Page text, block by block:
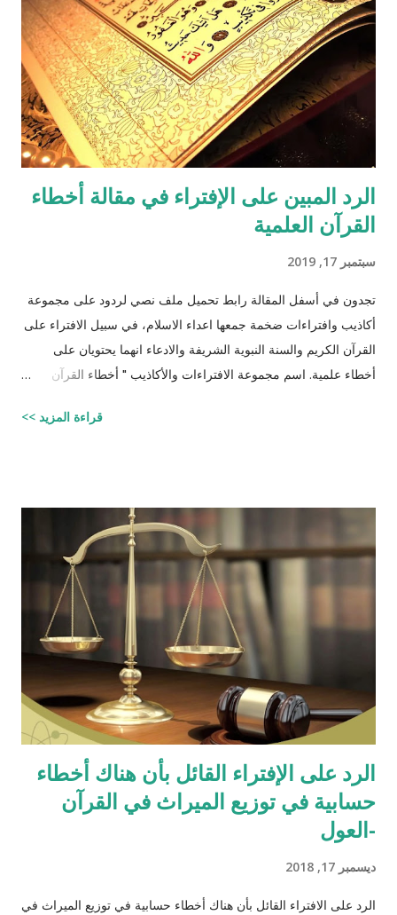
الرد المبين على الإفتراء في مقالة أخطاء
القرآن العلمية
سبتمبر 17, 2019
تجدون في أسفل المقالة رابط تحميل ملف نصي لردود على مجموعة
أكاذيب وافتراءات ضخمة جمعها اعداء الاسلام، في سبيل الافتراء على
القرآن الكريم والسنة النبوية الشريفة والادعاء انهما يحتويان على
أخطاء علمية. اسم مجموعة الافتراءات والأكاذيب " أخطاء القرآن
واتبعته بردٍ يليه . راجيًا أن يكون ذلك في ميزان حسناتي ، ولا تنسوني
قراءة المزيد >>
الرد على الإفتراء القائل بأن هناك أخطاء
حسابية في توزيع الميراث في القرآن
-العول
ديسمبر 17, 2018
الرد على الافتراء القائل بأن هناك أخطاء حسابية في توزيع الميراث في